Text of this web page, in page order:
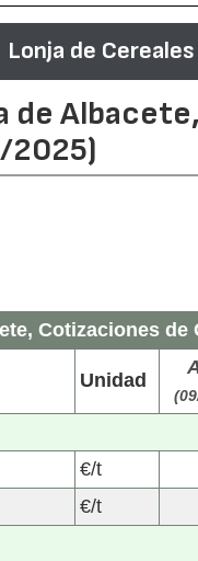
Lonja de
de
2025)
Cotizaciones de
Unidad
€/t
€/t